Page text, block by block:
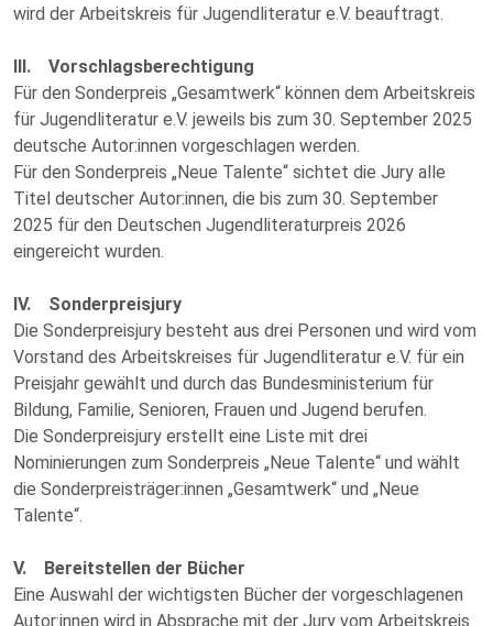
wird der Arbeitskreis für Jugendliteratur e.V. beauftragt.
III. Vorschlagsberechtigung
Für den Sonderpreis „Gesamtwerk“ können dem Arbeitskreis
für Jugendliteratur e.V. jeweils bis zum 30. September 2025
deutsche Autor:innen vorgeschlagen werden.
Für den Sonderpreis „Neue Talente“ sichtet die Jury alle
Titel deutscher Autor:innen, die bis zum 30. September
2025 für den Deutschen Jugendliteraturpreis 2026
eingereicht wurden.
IV. Sonderpreisjury
Die Sonderpreisjury besteht aus drei Personen und wird vom
Vorstand des Arbeitskreises für Jugendliteratur e.V. für ein
Preisjahr gewählt und durch das Bundesministerium für
Bildung, Familie, Senioren, Frauen und Jugend berufen.
Die Sonderpreisjury erstellt eine Liste mit drei
Nominierungen zum Sonderpreis „Neue Talente“ und wählt
die Sonderpreisträger:innen „Gesamtwerk“ und „Neue
Talente“.
V. Bereitstellen der Bücher
Eine Auswahl der wichtigsten Bücher der vorgeschlagenen
Autor:innen wird in Absprache mit der Jury vom Arbeitskreis